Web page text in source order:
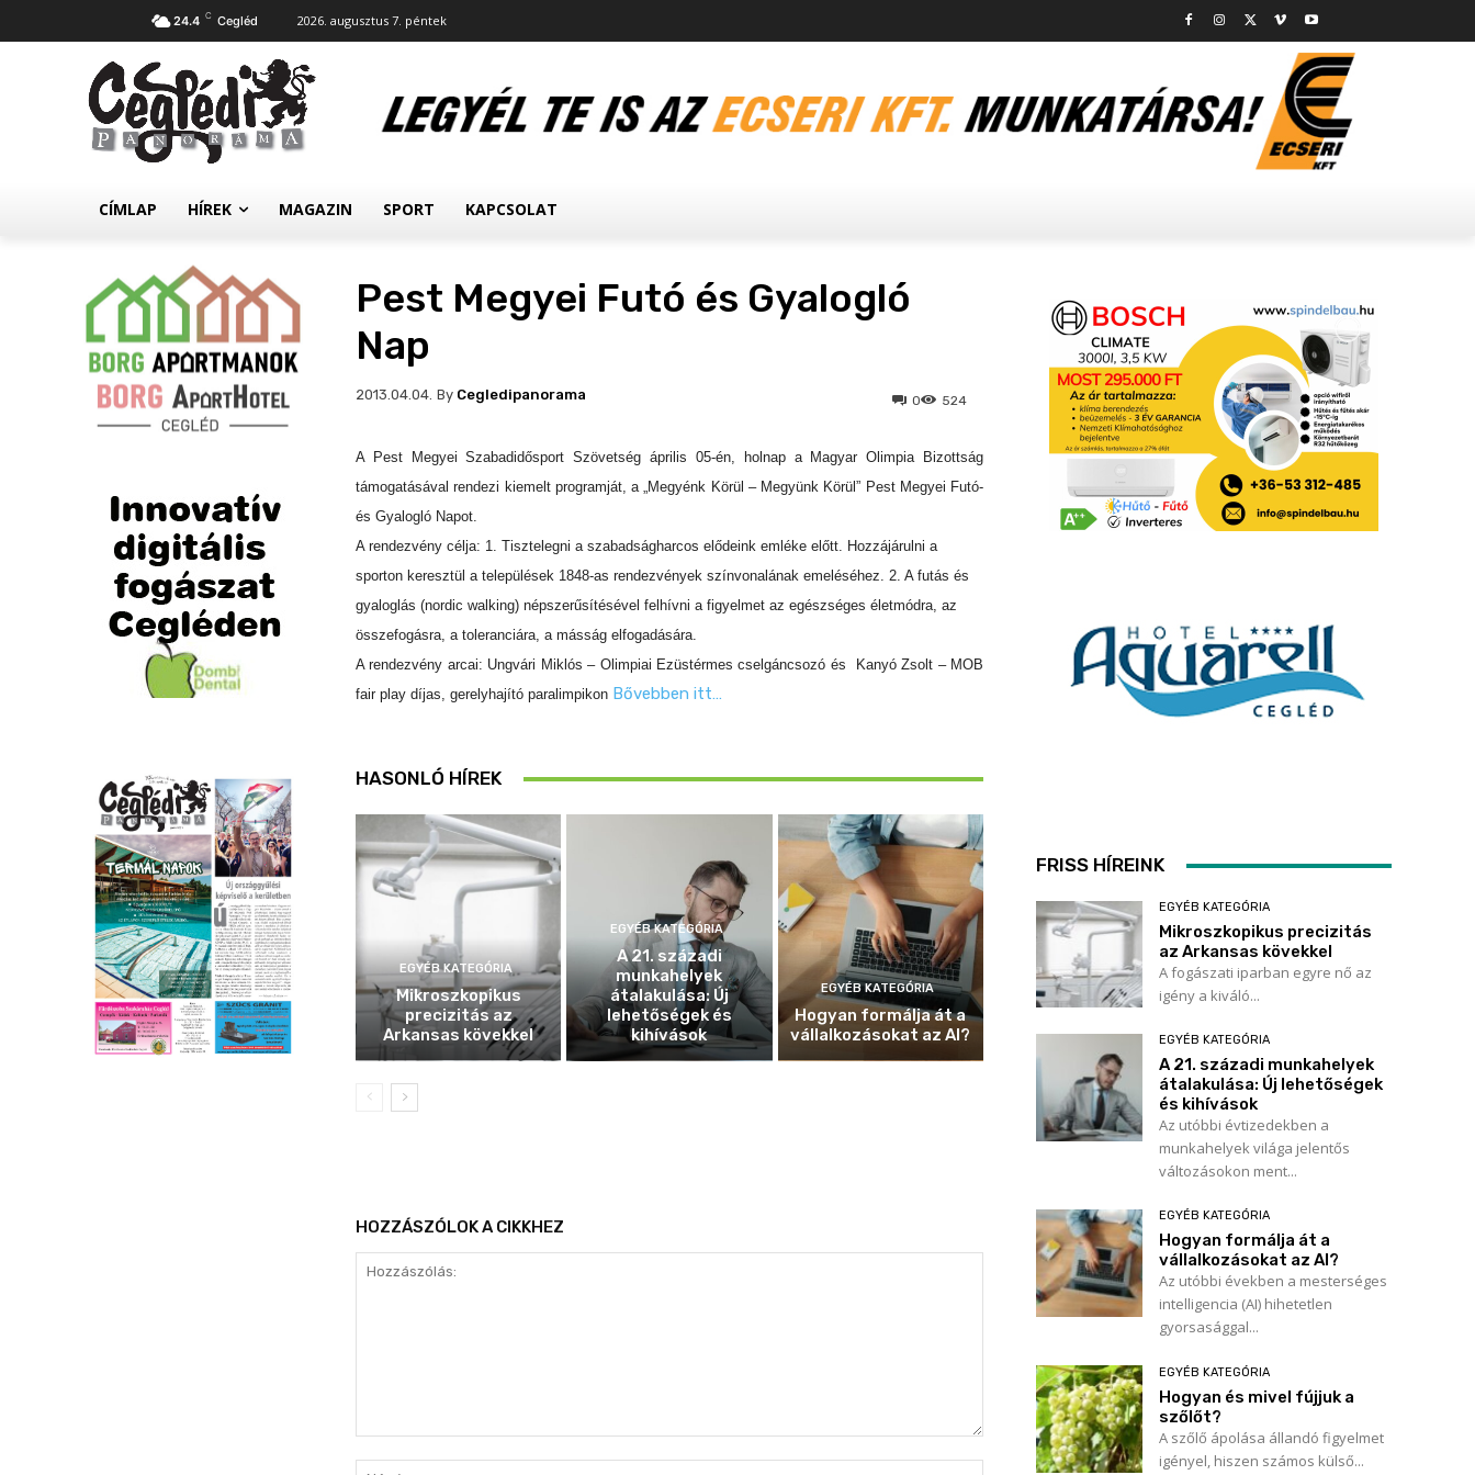
24.4 C Cegléd 2026. augusztus 7. péntek
CÍMLAP HÍREK MAGAZIN SPORT KAPCSOLAT
Pest Megyei Futó és Gyalogló
Nap
2013.04.04. 524
0
By Cegledipanorama
A Pest Megyei Szabadidősport Szövetség április 05-én, holnap a Magyar Olimpia Bizottság
támogatásával rendezi kiemelt programját, a „Megyénk Körül – Megyünk Körül” Pest Megyei Futó-
és Gyalogló Napot.
A rendezvény célja: 1. Tisztelegni a szabadságharcos elődeink emléke előtt. Hozzájárulni a
sporton keresztül a települések 1848-as rendezvények színvonalának emeléséhez. 2. A futás és
gyaloglás (nordic walking) népszerűsítésével felhívni a figyelmet az egészséges életmódra, az
összefogásra, a toleranciára, a másság elfogadására.
A rendezvény arcai: Ungvári Miklós – Olimpiai Ezüstérmes cselgáncsozó és Kanyó Zsolt – MOB
fair play díjas, gerelyhajító paralimpikon Bővebben itt…
HASONLÓ HÍREK
EGYÉB KATEGÓRIA
Mikroszkopikus
precizitás az
Arkansas kövekkel
EGYÉB KATEGÓRIA
A 21. századi
munkahelyek
átalakulása: Új
lehetőségek és
kihívások
EGYÉB KATEGÓRIA
Hogyan formálja át a
vállalkozásokat az AI?
HOZZÁSZÓLOK A CIKKHEZ
FRISS HÍREINK
EGYÉB KATEGÓRIA
Mikroszkopikus precizitás
az Arkansas kövekkel
A fogászati iparban egyre nő az
igény a kiváló...
EGYÉB KATEGÓRIA
A 21. századi munkahelyek
átalakulása: Új lehetőségek
és kihívások
Az utóbbi évtizedekben a
munkahelyek világa jelentős
változásokon ment...
EGYÉB KATEGÓRIA
Hogyan formálja át a
vállalkozásokat az AI?
Az utóbbi években a mesterséges
intelligencia (AI) hihetetlen
gyorsasággal...
EGYÉB KATEGÓRIA
Hogyan és mivel fújjuk a
szőlőt?
A szőlő ápolása állandó figyelmet
igényel, hiszen számos külső...